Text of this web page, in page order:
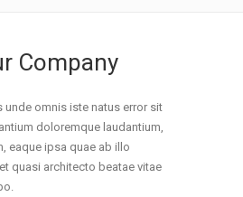
Company
unde omnis iste natus error sit
doloremque laudantium,
eaque ipsa quae ab illo
quasi architecto beatae vitae